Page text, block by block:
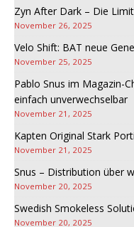
Zyn After Dark – Die
November 26, 2025
Velo Shift: BAT neue
November 25, 2025
Pablo Snus im Magazin-
einfach unverwechselbar
November 21, 2025
Kapten Original Stark
November 21, 2025
Snus – Distribution über
November 20, 2025
Swedish Smokeless
November 20, 2025